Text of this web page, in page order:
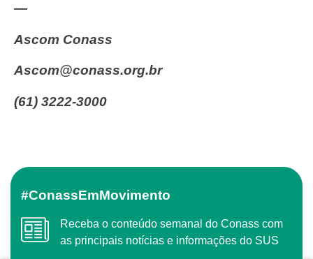
—
Ascom Conass
ascom@conass.org.br
(61) 3222-3000
#ConassEmMovimento
Receba o conteúdo semanal do Conass com
as principais notícias e informações do SUS